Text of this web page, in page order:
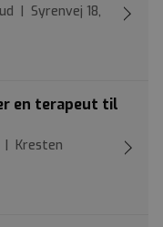
| Syrenvej 18,
en terapeut til
| Kresten